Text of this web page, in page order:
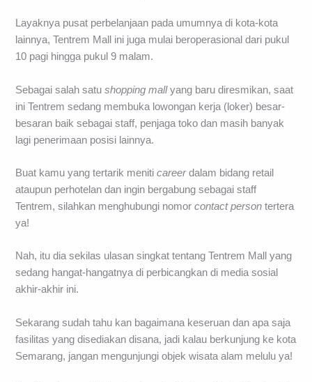
Layaknya pusat perbelanjaan pada umumnya di kota-kota
lainnya, Tentrem Mall ini juga mulai beroperasional dari pukul
10 pagi hingga pukul 9 malam.
Sebagai salah satu shopping mallyang baru diresmikan, saat
ini Tentrem sedang membuka lowongan kerja (loker) besar-
besaran baik sebagai staff, penjaga toko dan masih banyak
lagi penerimaan posisi lainnya.
Buat kamu yang tertarik meniticareerdalam bidang retail
ataupun perhotelan dan ingin bergabung sebagai staff
Tentrem, silahkan menghubungi nomorcontact person tertera
ya!
Nah, itu dia sekilas ulasan singkat tentang Tentrem Mall yang
sedang hangat-hangatnya di perbicangkan di media sosial
akhir-akhir ini.
Sekarang sudah tahu kan bagaimana keseruan dan apa saja
fasilitas yang disediakan disana, jadi kalau berkunjung ke kota
Semarang, jangan mengunjungi objek wisata alam melulu ya!